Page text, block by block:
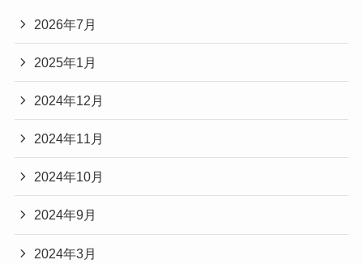
2026年7月
2025年1月
2024年12月
2024年11月
2024年10月
2024年9月
2024年3月